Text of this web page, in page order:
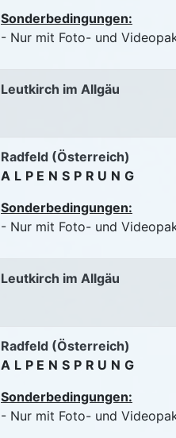
Sonderbedingungen:
- Nur mit Foto- und
Leutkirch im Allgäu
Radfeld (Österreich)
ALPENSPRUNG
Sonderbedingungen:
- Nur mit Foto- und
Leutkirch im Allgäu
Radfeld (Österreich)
ALPENSPRUNG
Sonderbedingungen:
- Nur mit Foto- und